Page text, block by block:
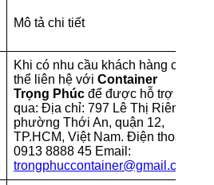
Mô tả chi tiết
Khi có nhu cầu khách hàng có
thể liên hệ với Container
Trọng Phúc để được hỗ trợ
qua: Địa chỉ: 797 Lê Thị Riêng,
phường Thới An, quận 12,
TP.HCM, Việt Nam. Điện thoại:
0913 8888 45 Email:
trongphuccontainer@gmail.com